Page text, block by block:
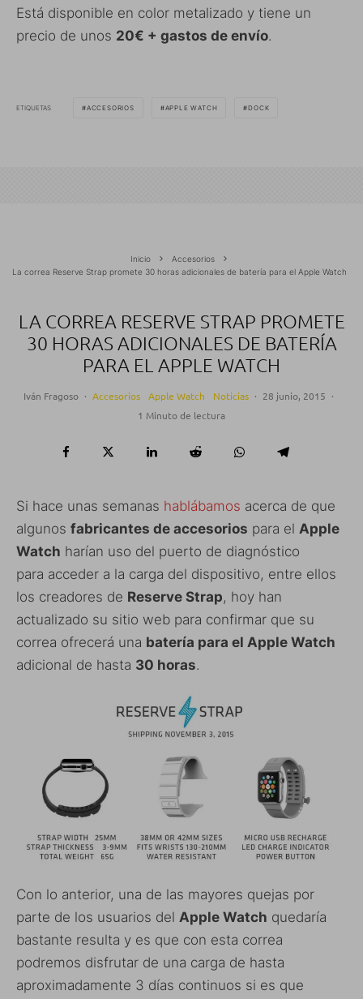
Está disponible en color metalizado y tiene un
precio de unos 20€ + gastos de envío.
ETIQUETAS ACCESORIOS APPLE WATCH DOCK
Inicio
Accesorios
La correa Reserve Strap promete 30 horas adicionales de batería para el Apple Watch
LA CORREA RESERVE STRAP PROMETE
30 HORAS ADICIONALES DE BATERÍA
PARA EL APPLE WATCH
Iván Fragoso · Accesorios Apple Watch Noticias · 28 junio, 2015 ·
1 Minuto de lectura
Si hace unas semanas hablábamos acerca de que
algunos fabricantes de accesorios para el Apple
Watch harían uso del puerto de diagnóstico
para acceder a la carga del dispositivo, entre ellos
los creadores de Reserve Strap, hoy han
actualizado su sitio web para confirmar que su
correa ofrecerá una batería para el Apple Watch
adicional de hasta 30 horas.
Con lo anterior, una de las mayores quejas por
parte de los usuarios del Apple Watch quedaría
bastante resulta y es que con esta correa
podremos disfrutar de una carga de hasta
aproximadamente 3 días continuos si es que